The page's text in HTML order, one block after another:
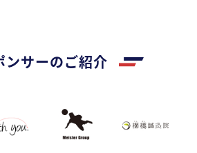
ンサーのご紹介